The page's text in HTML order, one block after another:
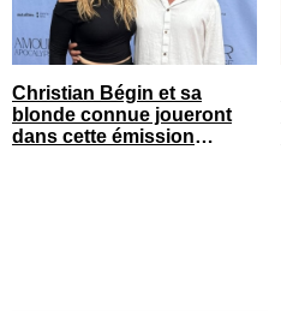
Christian Bégin et sa
blonde connue joueront
dans cette émission